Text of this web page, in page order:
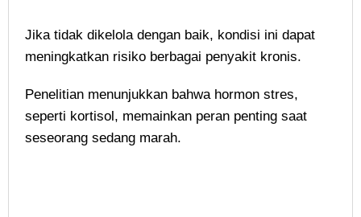
Jika tidak dikelola dengan baik, kondisi ini dapat
meningkatkan risiko berbagai penyakit kronis.
Penelitian menunjukkan bahwa hormon stres,
seperti kortisol, memainkan peran penting saat
seseorang sedang marah.